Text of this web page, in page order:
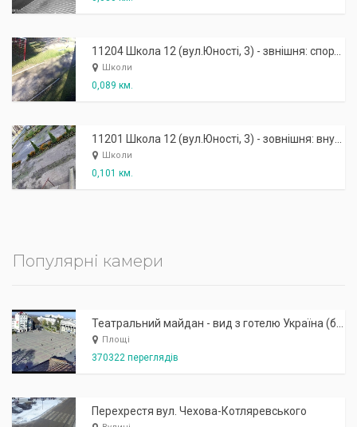
Школи
0,089 км.
Школи
0,101 км.
Популярні камери
Площі
370322 переглядів
Перехрестя вул. Чехова-Котляревського